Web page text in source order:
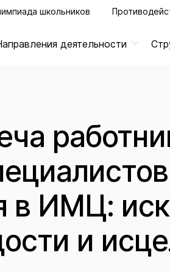
школьников
деятельности
в ИМЦ:
и